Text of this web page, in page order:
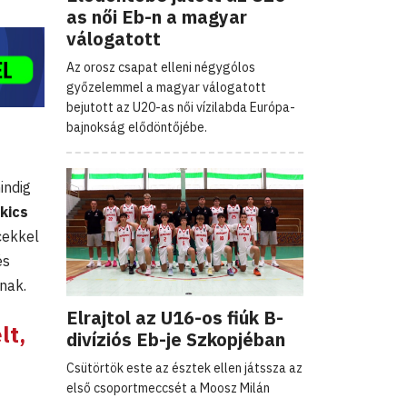
as női Eb-n a magyar
válogatott
Az orosz csapat elleni négygólos
győzelemmel a magyar válogatott
bejutott az U20-as női vízilabda Európa-
bajnokság elődöntőjébe.
Elrajtol az U16-os fiúk B-
divíziós Eb-je Szkopjéban
Csütörtök este az észtek ellen játssza az
első csoportmeccsét a Moosz Milán